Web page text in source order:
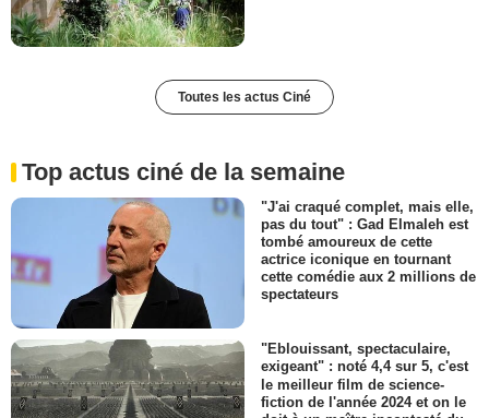
Toutes les actus Ciné
Top actus ciné de la semaine
"J'ai craqué complet, mais elle,
pas du tout" : Gad Elmaleh est
tombé amoureux de cette
actrice iconique en tournant
cette comédie aux 2 millions de
spectateurs
"Eblouissant, spectaculaire,
exigeant" : noté 4,4 sur 5, c'est
le meilleur film de science-
fiction de l'année 2024 et on le